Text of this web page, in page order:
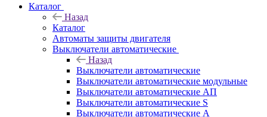
Каталог
Назад
Каталог
Автоматы защиты двигателя
Выключатели автоматические
Назад
Выключатели автоматические
Выключатели автоматические модульные
Выключатели автоматические АП
Выключатели автоматические S
Выключатели автоматические А